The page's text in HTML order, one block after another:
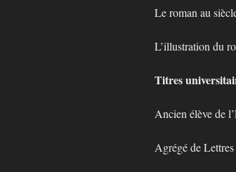
Le roman au
L’illustration du
Titres
Ancien élève de
Agrégé de